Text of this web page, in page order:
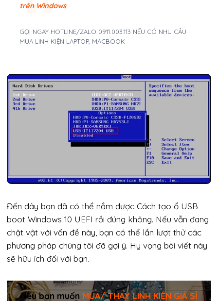
trên Windows
GỌI NGAY HOTLINE/ZALO 0911.003.113 NẾU CÓ NHU CẦU
MUA LINH KIỆN LAPTOP, MACBOOK
Đến đây bạn đã có thể nắm được Cách tạo ổ USB
boot Windows 10 UEFI rồi đúng không. Nếu vẫn đang
chật vật với vấn đề này, bạn có thể lần lượt thử các
phương pháp chúng tôi đã gợi ý. Hy vọng bài viết này
sẽ hữu ích đối với bạn.
Nếu bạn muốn MUA/ THAY LINH KIỆN GIÁ SỈ